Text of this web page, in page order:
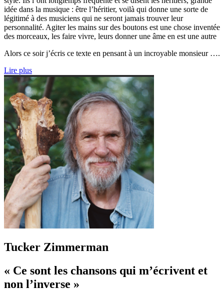
idée dans la musique : être l’héritier, voilà qui donne une sorte de
légitimé à des musiciens qui ne seront jamais trouver leur
personnalité. Agiter les mains sur des boutons est une chose inventée
des morceaux, les faire vivre, leurs donner une âme en est une autre
Alors ce soir j’écris ce texte en pensant à un incroyable monsieur ….
Lire plus
Tucker Zimmerman
« Ce sont les chansons qui m’écrivent et
non l’inverse »